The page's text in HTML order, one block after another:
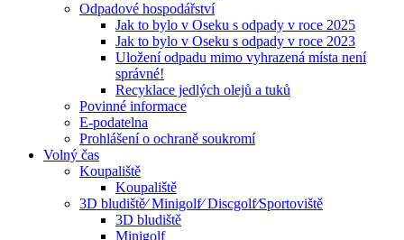
Odpadové hospodářství
Jak to bylo v Oseku s odpady v roce 2025
Jak to bylo v Oseku s odpady v roce 2023
Uložení odpadu mimo vyhrazená místa není
správné!
Recyklace jedlých olejů a tuků
Povinné informace
E-podatelna
Prohlášení o ochraně soukromí
Volný čas
Koupaliště
Koupaliště
3D bludiště⁄ Minigolf⁄ Discgolf⁄Sportoviště
3D bludiště
Minigolf